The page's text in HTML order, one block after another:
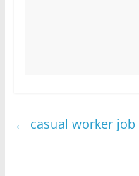
← casual worker job